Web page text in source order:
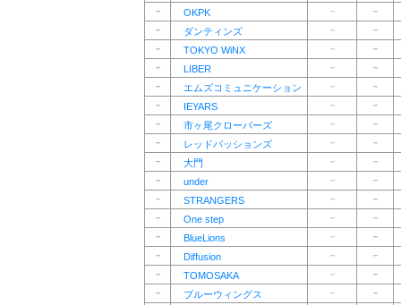
－
OKPK －
－
－
ダンティンズ －
－
－
TOKYO WiNX －
－
－
LIBER －
－
－
エムズコミュニケーション －
－
－
IEYARS －
－
－
市ヶ尾クローバーズ －
－
－
レッドパッションズ －
－
－
大門 －
－
－
under －
－
－
STRANGERS －
－
－
One step －
－
－
BlueLions －
－
－
Diffusion －
－
－
TOMOSAKA －
－
－
ブルーウィングス －
－